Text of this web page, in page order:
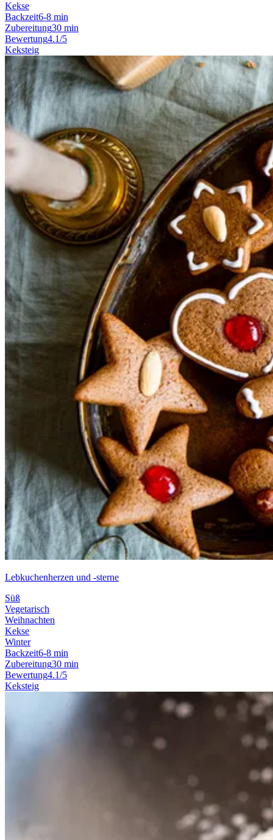
Kekse
Backzeit6-8 min
Zubereitung30 min
Bewertung4.1/5
Keksteig
Lebkuchenherzen und -sterne
Süß
Vegetarisch
Weihnachten
Kekse
Winter
Backzeit6-8 min
Zubereitung30 min
Bewertung4.1/5
Keksteig